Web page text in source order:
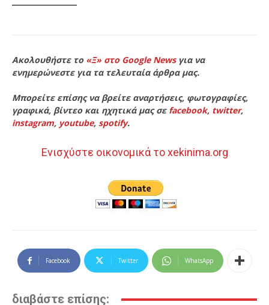
Ακολουθήστε το «Ξ» στο Google Newsγια να
ενημερώνεστε για τα τελευταία άρθρα μας.
Μπορείτε επίσης να βρείτε αναρτήσεις, φωτογραφίες,
γραφικά, βίντεο και ηχητικά μας σε facebook, twitter,
instagram, youtube, spotify.
Ενισχύστε οικονομικά το xekinima.org
Facebook Twitter WhatsApp
διαβάστε επίσης: